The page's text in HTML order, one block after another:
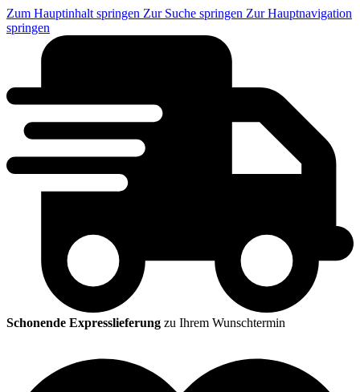
Zum Hauptinhalt springen Zur Suche springen Zur Hauptnavigation
springen
Schonende Expresslieferung zu Ihrem Wunschtermin